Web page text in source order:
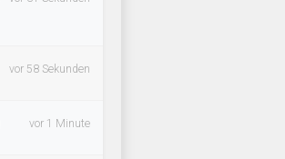
vor 58 Sekunden
vor 1 Minute